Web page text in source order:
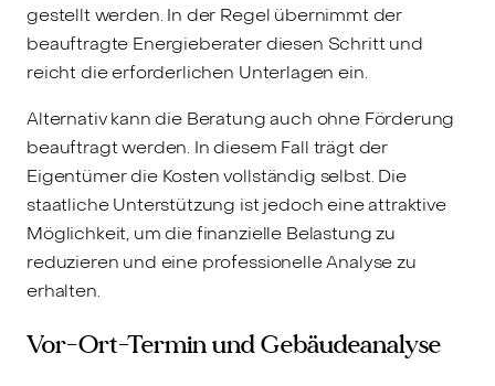
gestellt werden. In der Regel übernimmt der
beauftragte Energieberater diesen Schritt und
reicht die erforderlichen Unterlagen ein.
Alternativ kann die Beratung auch ohne Förderung
beauftragt werden. In diesem Fall trägt der
Eigentümer die Kosten vollständig selbst. Die
staatliche Unterstützung ist jedoch eine attraktive
Möglichkeit, um die finanzielle Belastung zu
reduzieren und eine professionelle Analyse zu
erhalten.
Vor-Ort-Termin und Gebäudeanalyse